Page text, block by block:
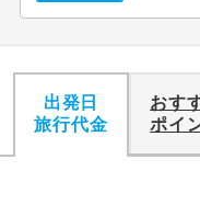
出発日
旅行代金
おす
ポイ